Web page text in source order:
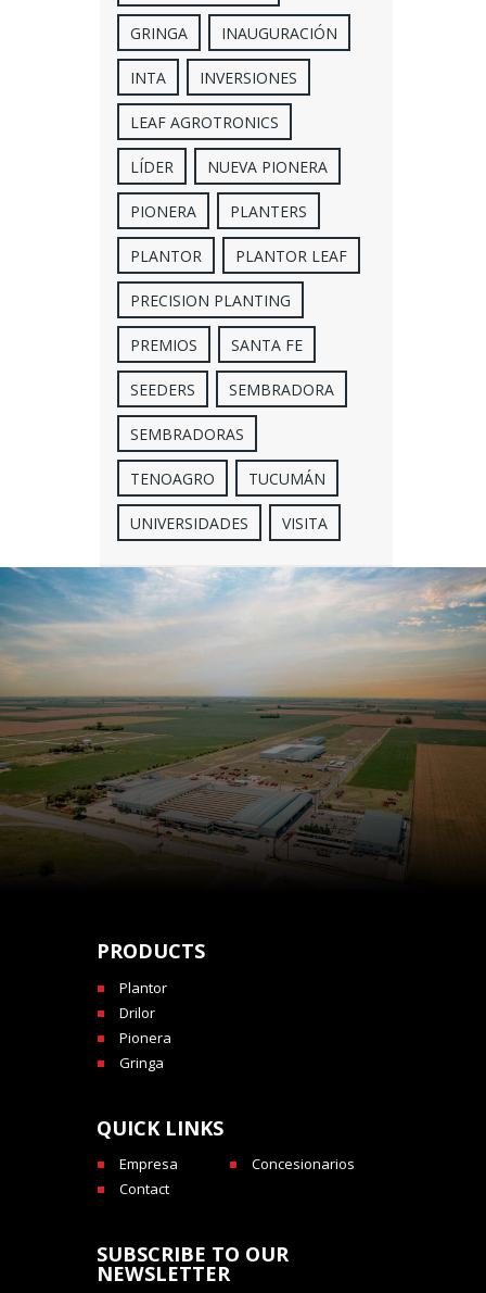
GRINGA INAUGURACIÓN
INTA INVERSIONES
LEAF AGROTRONICS
LÍDER NUEVA PIONERA
PIONERA PLANTERS
PLANTOR PLANTOR LEAF
PRECISION PLANTING
PREMIOS SANTA FE
SEEDERS SEMBRADORA
SEMBRADORAS
TENOAGRO TUCUMÁN
UNIVERSIDADES VISITA
PRODUCTS
Plantor
Drilor
Pionera
Gringa
QUICK LINKS
Empresa
Concesionarios
Contact
SUBSCRIBE TO OUR
NEWSLETTER